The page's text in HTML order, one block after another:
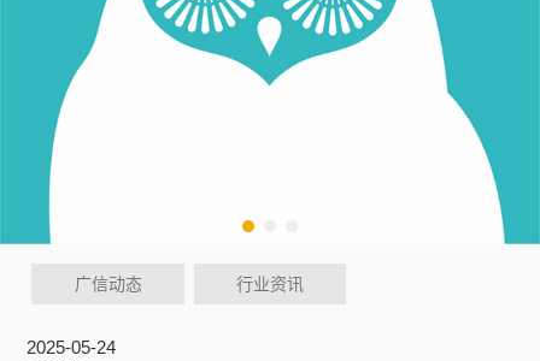
广信动态 行业资讯
2025-05-24